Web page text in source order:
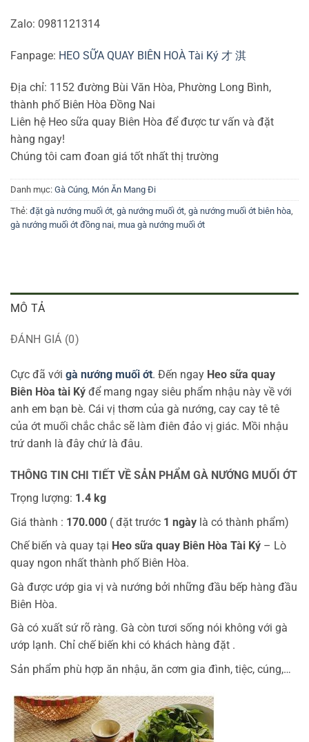
Zalo: 0981121314
Fanpage: HEO SỮA QUAY BIÊN HOÀ Tài Ký 才 淇
Địa chỉ: 1152 đường Bùi Văn Hòa, Phường Long Bình,
thành phố Biên Hòa Đồng Nai
Liên hệ Heo sữa quay Biên Hòa để được tư vấn và đặt
hàng ngay!
Chúng tôi cam đoan giá tốt nhất thị trường
Danh mục: Gà Cúng, Món Ăn Mang Đi
Thẻ: đặt gà nướng muối ớt, gà nướng muối ớt, gà nướng muối ớt biên hòa,
gà nướng muối ớt đồng nai, mua gà nướng muối ớt
MÔ TẢ
ĐÁNH GIÁ (0)
Cực đã với gà nướng muối ớt. Đến ngay Heo sữa quay
Biên Hòa tài Ký để mang ngay siêu phẩm nhậu này về với
anh em bạn bè. Cái vị thơm của gà nướng, cay cay tê tê
của ớt muối chắc chắc sẽ làm điên đảo vị giác. Mồi nhậu
trứ danh là đây chứ là đâu.
THÔNG TIN CHI TIẾT VỀ SẢN PHẨM GÀ NƯỚNG MUỐI ỚT
Trọng lượng: 1.4 kg
Giá thành : 170.000 ( đặt trước 1 ngày là có thành phẩm)
Chế biến và quay tại Heo sữa quay Biên Hòa Tài Ký – Lò
quay ngon nhất thành phố Biên Hòa.
Gà được ướp gia vị và nướng bởi những đầu bếp hàng đầu
Biên Hòa.
Gà có xuất sứ rõ ràng. Gà còn tươi sống nói không với gà
ướp lạnh. Chỉ chế biến khi có khách hàng đặt .
Sản phẩm phù hợp ăn nhậu, ăn cơm gia đình, tiệc, cúng,…